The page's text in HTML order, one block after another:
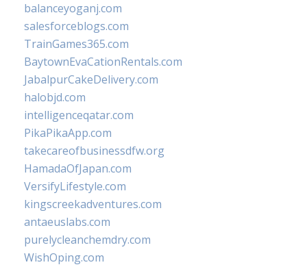
balanceyoganj.com
salesforceblogs.com
TrainGames365.com
BaytownEvaCationRentals.com
JabalpurCakeDelivery.com
halobjd.com
intelligenceqatar.com
PikaPikaApp.com
takecareofbusinessdfw.org
HamadaOfJapan.com
VersifyLifestyle.com
kingscreekadventures.com
antaeuslabs.com
purelycleanchemdry.com
WishOping.com